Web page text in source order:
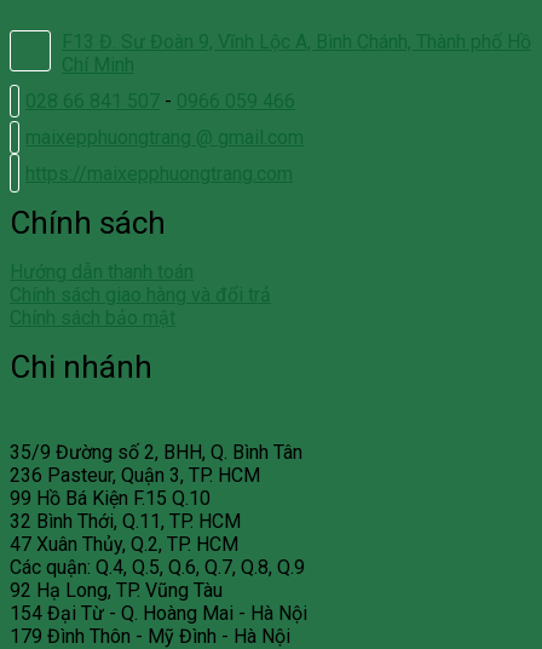
F13 Đ. Sư Đoàn 9, Vĩnh Lộc A, Bình Chánh, Thành phố Hồ
Chí Minh
028 66 841 507 - 0966 059 466
maixepphuongtrang @ gmail.com
https://maixepphuongtrang.com
Chính sách
Hướng dẫn thanh toán
Chính sách giao hàng và đổi trả
Chính sách bảo mật
Chi nhánh
35/9 Đường số 2, BHH, Q. Bình Tân
236 Pasteur, Quận 3, TP. HCM
99 Hồ Bá Kiện F.15 Q.10
32 Bình Thới, Q.11, TP. HCM
47 Xuân Thủy, Q.2, TP. HCM
Các quận: Q.4, Q.5, Q.6, Q.7, Q.8, Q.9
92 Hạ Long, TP. Vũng Tàu
154 Đại Từ - Q. Hoàng Mai - Hà Nội
179 Đình Thôn - Mỹ Đình - Hà Nội